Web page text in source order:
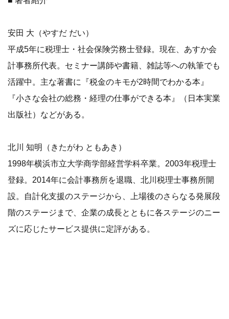
安田 大（やすだ だい）
平成5年に税理士・社会保険労務士登録。現在、あすか会
計事務所代表。セミナー講師や書籍、雑誌等への執筆でも
活躍中。主な著書に『税金のキモが2時間でわかる本』
『小さな会社の総務・経理の仕事ができる本』（日本実業
出版社）などがある。
北川 知明（きたがわ ともあき）
1998年横浜市立大学商学部経営学科卒業。2003年税理士
登録。2014年に会計事務所を退職、北川税理士事務所開
設。自計化支援のステージから、上場後のさらなる発展段
階のステージまで、企業の成長とともに各ステージのニー
ズに応じたサービス提供に定評がある。